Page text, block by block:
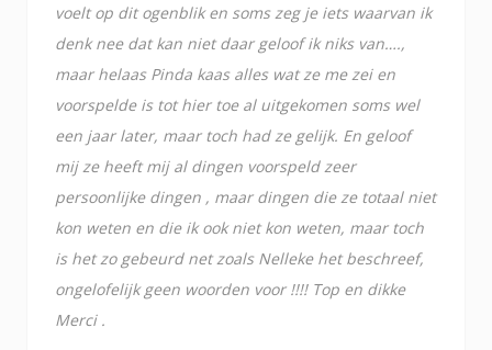
voelt op dit ogenblik en soms zeg je iets waarvan ik
denk nee dat kan niet daar geloof ik niks van….,
maar helaas Pinda kaas alles wat ze me zei en
voorspelde is tot hier toe al uitgekomen soms wel
een jaar later, maar toch had ze gelijk. En geloof
mij ze heeft mij al dingen voorspeld zeer
persoonlijke dingen , maar dingen die ze totaal niet
kon weten en die ik ook niet kon weten, maar toch
is het zo gebeurd net zoals Nelleke het beschreef,
ongelofelijk geen woorden voor !!!! Top en dikke
Merci .